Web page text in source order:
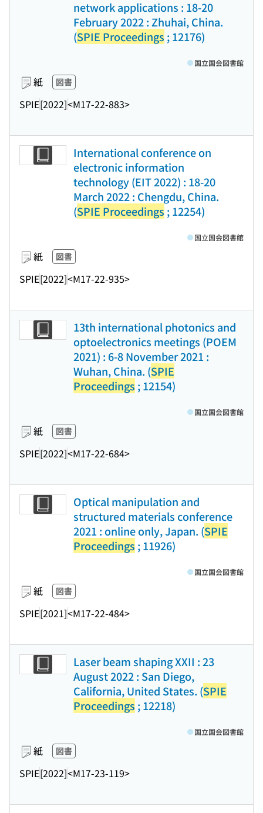
network applications : 18-20
February 2022 : Zhuhai, China.
(SPIE Proceedings ; 12176)
紙 図書
SPIE[2022]<M17-22-883>
国立国会図書館
International conference on
electronic information
technology (EIT 2022) : 18-20
March 2022 : Chengdu, China.
(SPIE Proceedings ; 12254)
紙 図書
SPIE[2022]<M17-22-935>
国立国会図書館
13th international photonics and
optoelectronics meetings (POEM
2021) : 6-8 November 2021 :
Wuhan, China. (SPIE
Proceedings ; 12154)
紙 図書
SPIE[2022]<M17-22-684>
国立国会図書館
Optical manipulation and
structured materials conference
2021 : online only, Japan. (SPIE
Proceedings ; 11926)
紙 図書
SPIE[2021]<M17-22-484>
国立国会図書館
Laser beam shaping XXII : 23
August 2022 : San Diego,
California, United States. (SPIE
Proceedings ; 12218)
紙 図書
SPIE[2022]<M17-23-119>
国立国会図書館